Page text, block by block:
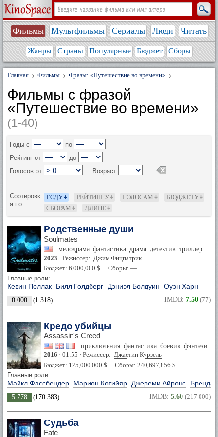
Фильмы Мультфильмы Сериалы Люди Читать
Жанры Страны Популярные Бюджет Сборы
Главная Фильмы Фразы: «Путешествие во времени»
Фильмы с фразой
«Путешествие во времени»
(1-40)
Годы с
по
Рейтинг от
до
Голосов от
Возраст
Сортировк
а по:
ГОДУ РЕЙТИНГУ ГОЛОСАМ
БЮДЖЕТУ
СБОРАМ
ДЛИНЕ
Родственные души
Soulmates
мелодрама фантастика драма детектив триллер
2023 · Режиссер: Джим Фицпатрик
Бюджет: 6,000,000 $ · Сборы: —
Главные роли:
Кевин Поллак Билл Голдберг Дэниэл Болдуин Оуэн Харн
0.000 (1 318) IMDB: 7.50 (77)
Кредо убийцы
Assassin's Creed
приключения фантастика боевик фэнтези
2016 · 01:55 · Режиссер: Джастин Курзель
Бюджет: 125,000,000 $ · Сборы: 240,697,856 $
Главные роли:
Майкл Фассбендер Марион Котийяр Джереми Айронс
5.778 (170 383) IMDB: 5.60 (217 000)
Судьба
Fate